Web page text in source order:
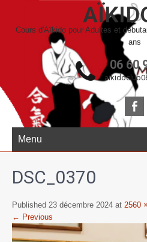
Cours d'Aïkido pour Adultes et
ans
06 60
Menu
DSC_0370
Published 23 décembre 2024 at 2560
← Previous